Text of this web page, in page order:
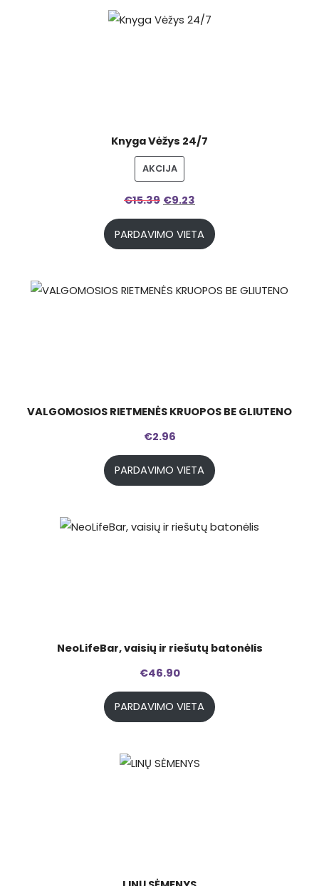
Knyga Vėžys 24/7
AKCIJAPRODUCT
SALE
€15.39 €9.23
PARDAVIMO VIETA
VALGOMOSIOS RIETMENĖS KRUOPOS BE GLIUTENO
€2.96
PARDAVIMO VIETA
NeoLifeBar, vaisių ir riešutų batonėlis
€46.90
PARDAVIMO VIETA